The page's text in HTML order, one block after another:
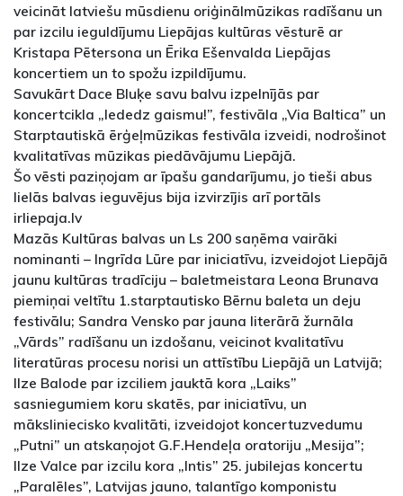
veicināt latviešu mūsdienu oriģinālmūzikas radīšanu un
par izcilu ieguldījumu Liepājas kultūras vēsturē ar
Kristapa Pētersona un Ērika Ešenvalda Liepājas
koncertiem un to spožu izpildījumu.
Savukārt Dace Bluķe savu balvu izpelnījās par
koncertcikla „Iededz gaismu!”, festivāla „Via Baltica” un
Starptautiskā ērģeļmūzikas festivāla izveidi, nodrošinot
kvalitatīvas mūzikas piedāvājumu Liepājā.
Šo vēsti paziņojam ar īpašu gandarījumu, jo tieši abus
lielās balvas ieguvējus bija izvirzījis arī portāls
irliepaja.lv
Mazās Kultūras balvas un Ls 200 saņēma vairāki
nominanti – Ingrīda Lūre par iniciatīvu, izveidojot Liepājā
jaunu kultūras tradīciju – baletmeistara Leona Brunava
piemiņai veltītu 1.starptautisko Bērnu baleta un deju
festivālu; Sandra Vensko par jauna literārā žurnāla
„Vārds” radīšanu un izdošanu, veicinot kvalitatīvu
literatūras procesu norisi un attīstību Liepājā un Latvijā;
Ilze Balode par izciliem jauktā kora „Laiks”
sasniegumiem koru skatēs, par iniciatīvu, un
māksliniecisko kvalitāti, izveidojot koncertuzvedumu
„Putni” un atskaņojot G.F.Hendeļa oratoriju „Mesija”;
Ilze Valce par izcilu kora „Intis” 25. jubilejas koncertu
„Paralēles”, Latvijas jauno, talantīgo komponistu